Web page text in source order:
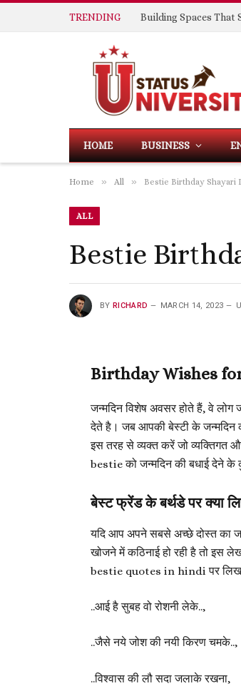
TRENDING
HOME BUSINESS
Home » All » Bestie Birthday Shayari
ALL
Bestie
BY RICHARD MARCH 14, 2023
Birthday Wishes
जन्मदिन विशेष अवसर होते हैं, वे लोग
देते है। जब आपकी बेस्टी के जन्मदिन
इस तरह से व्यक्त करें जो
bestie को जन्मदिन की बधाई देने
बेस्ट फ्रेंड के बर्थडे पर क्या
यदि आप अपने सबसे अच्छे दोस्त का
खोजने में कठिनाई हो रही है तो
bestie quotes in hindi पर
..आई है सुबह वो रोशनी लेके..,
..जैसे नये जोश की नयी किरण चमके..,
..विश्वास की लौ सदा जलाके रखना,